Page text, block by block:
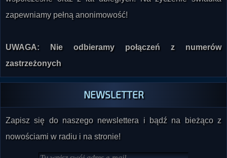
zastrzeżonych
NEWSLETTER
Zapisz się do naszego newslettera i bądź na bieżąco z
nowościami w radiu i na stronie!